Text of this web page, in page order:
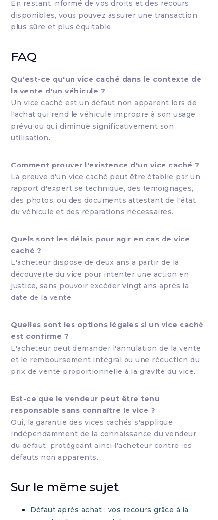
En restant informé de vos droits et des recours
disponibles, vous pouvez assurer une transaction
plus sûre et plus équitable.
FAQ
Qu'est-ce qu'un vice caché dans le contexte de
la vente d'un véhicule ?
Un vice caché est un défaut non apparent lors de
l'achat qui rend le véhicule impropre à son usage
prévu ou qui diminue significativement son
utilisation.
Comment prouver l'existence d'un vice caché ?
La preuve d'un vice caché peut être établie par un
rapport d'expertise technique, des témoignages,
des photos, ou des documents attestant de l'état
du véhicule et des réparations nécessaires.
Quels sont les délais pour agir en cas de vice
caché ?
L'acheteur dispose de deux ans à partir de la
découverte du vice pour intenter une action en
justice, sans pouvoir excéder vingt ans après la
date de la vente.
Quelles sont les options légales si un vice caché
est confirmé ?
L'acheteur peut demander l'annulation de la vente
et le remboursement intégral ou une réduction du
prix de vente proportionnelle à la gravité du vice.
Est-ce que le vendeur peut être tenu
responsable sans connaître le vice ?
Oui, la garantie des vices cachés s'applique
indépendamment de la connaissance du vendeur
du défaut, protégeant ainsi l'acheteur contre les
défauts non apparents.
Sur le même sujet
Défaut après achat : vos recours grâce à la